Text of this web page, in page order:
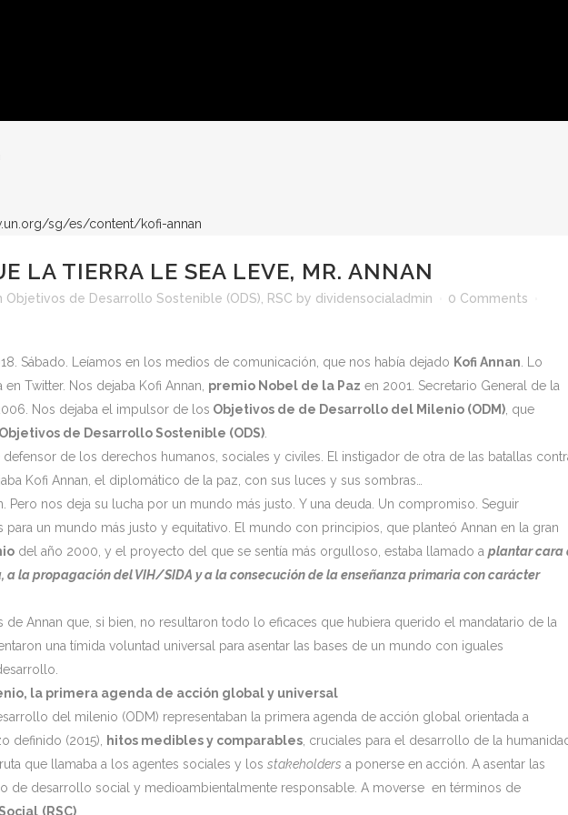
LA TIERRA LE SEA LEVE, MR. ANNAN
Objetivos de Desarrollo Sostenible (ODS) RSC by dividensocialadmin
0 Comments
Sábado. Leíamos en los medios de comunicación, que nos había dejado Kofi Annan . Lo
Twitter. Nos dejaba Kofi Annan, premio Nobel de la Paz en 2001. Secretario General de la
Nos dejaba el impulsor de los Objetivos de de Desarrollo del Milenio (ODM) , que
Objetivos de Desarrollo Sostenible (ODS)
defensor de los derechos humanos, sociales y civiles. El instigador de otra de las batallas
Kofi Annan, el diplomático de la paz, con sus luces y sus sombras…
Pero nos deja su lucha por un mundo más justo. Y una deuda. Un compromiso. Seguir
para un mundo más justo y equitativo. El mundo con principios, que planteó Annan en la gran
del año 2000, y el proyecto del que se sentía más orgulloso, estaba llamado a plantar cara
a la propagación del VIH/SIDA y a la consecución de la enseñanza primaria con carácter
de Annan que, si bien, no resultaron todo lo eficaces que hubiera querido el mandatario de la
una tímida voluntad universal para asentar las bases de un mundo con iguales
la primera agenda de acción global y universal
del milenio (ODM) representaban la primera agenda de acción global orientada a
definido (2015),
hitos medibles y comparables , cruciales para el desarrollo de la
que llamaba a los agentes sociales y los stakeholders a ponerse en acción. A asentar las
de desarrollo social y medioambientalmente responsable. A moverse en términos de
(RSC)